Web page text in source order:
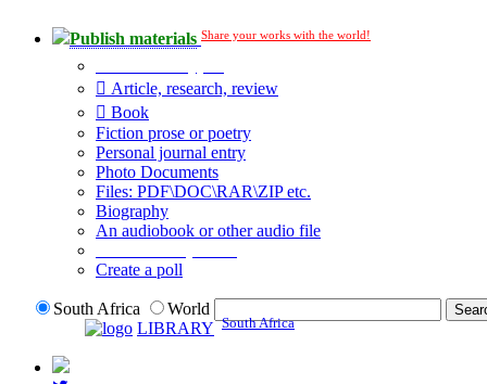
Publish materials Share your works with the world!
Article, research, review
Book
Fiction prose or poetry
Personal journal entry
Photo Documents
Files: PDF\DOC\RAR\ZIP etc.
Biography
An audiobook or other audio file
Create a poll
South Africa
World
LIBRARY South Africa